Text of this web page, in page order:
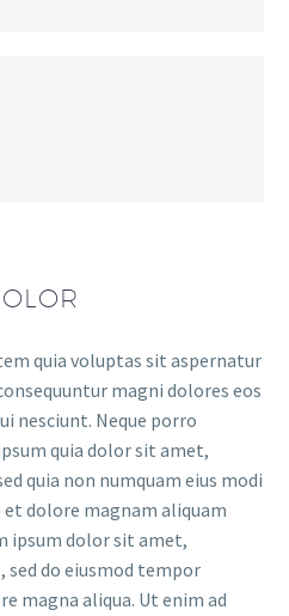
quia voluptas sit aspernatur
magni dolores eos
nesciunt. Neque porro
quia dolor sit amet,
quia non numquam eius modi
dolore magnam aliquam
ipsum dolor sit amet,
do eiusmod tempor
magna aliqua. Ut enim ad